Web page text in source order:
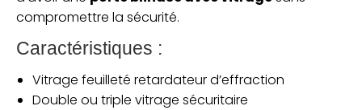
compromettre la sécurité.
Caractéristiques :
Vitrage feuilleté retardateur d’effraction
Double ou triple vitrage sécuritaire